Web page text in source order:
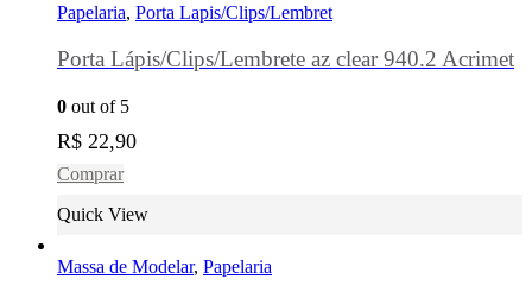
Papelaria, Porta Lapis/Clips/Lembret
Porta Lápis/Clips/Lembrete az clear 940.2 Acrimet
0 out of 5
R$ 22,90
Comprar
Quick View
Massa de Modelar, Papelaria